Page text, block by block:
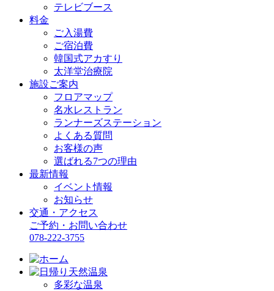
テレビブース
料金
ご入湯費
ご宿泊費
韓国式アカすり
太洋堂治療院
施設ご案内
フロアマップ
名水レストラン
ランナーズステーション
よくある質問
お客様の声
選ばれる7つの理由
最新情報
イベント情報
お知らせ
交通・アクセス
ご予約・お問い合わせ
078-222-3755
多彩な温泉